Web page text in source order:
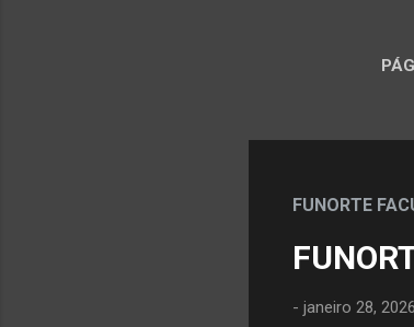
FUNORTE
- janeiro 28, 2026